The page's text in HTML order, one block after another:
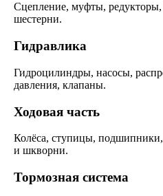
Сцепление, муфты, редукторы,
шестерни.
Гидравлика
Гидроцилиндры, насосы,
давления, клапаны.
Ходовая часть
Колёса, ступицы,
и шкворни.
Тормозная система